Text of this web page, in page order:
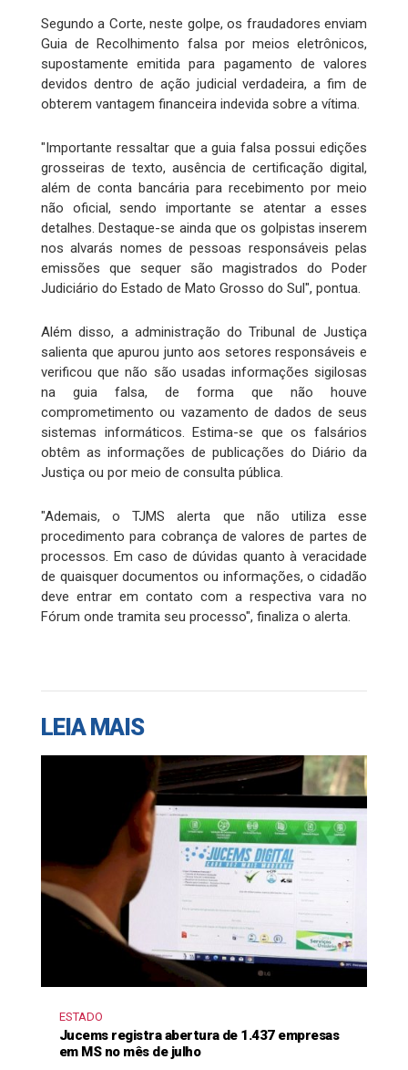
Segundo a Corte, neste golpe, os fraudadores enviam
Guia de Recolhimento falsa por meios eletrônicos,
supostamente emitida para pagamento de valores
devidos dentro de ação judicial verdadeira, a fim de
obterem vantagem financeira indevida sobre a vítima.
"Importante ressaltar que a guia falsa possui edições
grosseiras de texto, ausência de certificação digital,
além de conta bancária para recebimento por meio
não oficial, sendo importante se atentar a esses
detalhes. Destaque-se ainda que os golpistas inserem
nos alvarás nomes de pessoas responsáveis pelas
emissões que sequer são magistrados do Poder
Judiciário do Estado de Mato Grosso do Sul", pontua.
Além disso, a administração do Tribunal de Justiça
salienta que apurou junto aos setores responsáveis e
verificou que não são usadas informações sigilosas
na guia falsa, de forma que não houve
comprometimento ou vazamento de dados de seus
sistemas informáticos. Estima-se que os falsários
obtêm as informações de publicações do Diário da
Justiça ou por meio de consulta pública.
"Ademais, o TJMS alerta que não utiliza esse
procedimento para cobrança de valores de partes de
processos. Em caso de dúvidas quanto à veracidade
de quaisquer documentos ou informações, o cidadão
deve entrar em contato com a respectiva vara no
Fórum onde tramita seu processo", finaliza o alerta.
LEIA MAIS
ESTADO
Jucems registra abertura de 1.437 empresas
em MS no mês de julho